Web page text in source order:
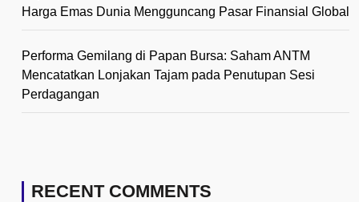
Harga Emas Dunia Mengguncang Pasar Finansial Global
Performa Gemilang di Papan Bursa: Saham ANTM
Mencatatkan Lonjakan Tajam pada Penutupan Sesi
Perdagangan
RECENT COMMENTS